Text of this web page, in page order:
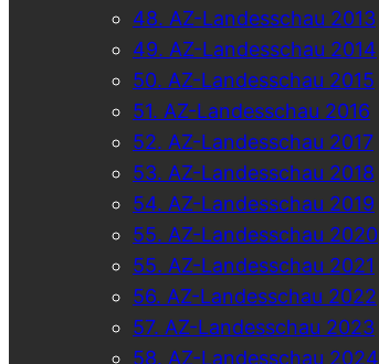
48. AZ-Landesschau 2013
49. AZ-Landesschau 2014
50. AZ-Landesschau 2015
51. AZ-Landesschau 2016
52. AZ-Landesschau 2017
53. AZ-Landesschau 2018
54. AZ-Landesschau 2019
55. AZ-Landesschau 2020
55. AZ-Landesschau 2021
56. AZ-Landesschau 2022
57. AZ-Landesschau 2023
58. AZ-Landesschau 2024